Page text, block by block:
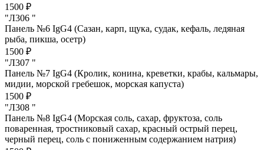
1500 ₽
"Л306 "
Панель №6 IgG4 (Сазан, карп, щука, судак, кефаль, ледяная
рыба, пикша, осетр)
1500 ₽
"Л307 "
Панель №7 IgG4 (Кролик, конина, креветки, крабы, кальмары,
мидии, морской гребешок, морская капуста)
1500 ₽
"Л308 "
Панель №8 IgG4 (Морская соль, сахар, фруктоза, соль
поваренная, тростниковый сахар, красный острый перец,
черный перец, соль с пониженным содержанием натрия)